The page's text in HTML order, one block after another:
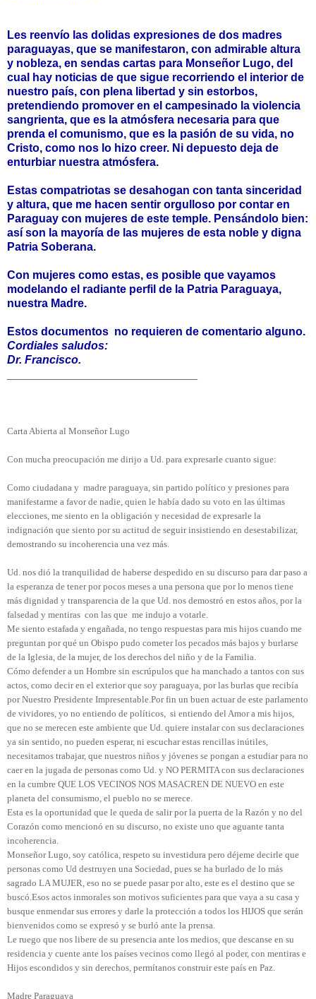
Les reenvío las dolidas expresiones de dos madres
paraguayas, que se manifestaron, con admirable altura
y nobleza, en sendas cartas para Monseñor Lugo, del
cual hay noticias de que sigue recorriendo el interior de
nuestro país, con plena libertad y sin estorbos,
pretendiendo promover en el campesinado la violencia
sangrienta, que es la atmósfera necesaria para que
prenda el comunismo, que es la pasión de su vida, no
Cristo, como nos lo hizo creer. Ni depuesto deja de
enturbiar nuestra atmósfera.
Estas compatriotas se desahogan con tanta sinceridad
y altura, que me hacen sentir orgulloso por contar en
Paraguay con mujeres de este temple. Pensándolo bien:
así son la mayoría de las mujeres de esta noble y digna
Patria Soberana.
Con mujeres como estas, es posible que vayamos
modelando el radiante perfil de la Patria Paraguaya,
nuestra Madre.
Estos documentos no requieren de comentario alguno.
Cordiales saludos:
Dr. Francisco.
Carta Abierta al Monseñor Lugo
Con mucha preocupación me dirijo a Ud. para expresarle cuanto sigue:
Como ciudadana y madre paraguaya, sin partido político y presiones para
manifestarme a favor de nadie, quien le había dado su voto en las últimas
elecciones, me siento en la obligación y necesidad de expresarle la
indignación que siento por su actitud de seguir insistiendo en desestabilizar,
demostrando su incoherencia una vez más.
Ud. nos dió la tranquilidad de haberse despedido en su discurso para dar paso a
la esperanza de tener por pocos meses a una persona que por lo menos tiene
más dignidad y transparencia de la que Ud. nos demostró en estos años, por la
falsedad y mentiras con las que me indujo a votarle.
Me siento estafada y engañada, no tengo respuestas para mis hijos cuando me
preguntan por qué un Obispo pudo cometer los pecados más bajos y burlarse
de la Iglesia, de la mujer, de los derechos del niño y de la Familia.
Cómo defender a un Hombre sin escrúpulos que ha manchado a tantos con sus
actos, como decir en el exterior que soy paraguaya, por las burlas que recibía
por Nuestro Presidente Impresentable.Por fin un buen actuar de este parlamento
de vividores, yo no entiendo de políticos, si entiendo del Amor a mis hijos,
que no se merecen este ambiente que Ud. quiere instalar con sus declaraciones
ya sin sentido, no pueden esperar, ni escuchar estas rencillas inútiles,
necesitamos trabajar, que nuestros niños y jóvenes se pongan a estudiar para no
caer en la jugada de personas como Ud. y NO PERMITA con sus declaraciones
en la cumbre QUE LOS VECINOS NOS MASACREN DE NUEVO en este
planeta del consumismo, el pueblo no se merece.
Esta es la oportunidad que le queda de salir por la puerta de la Razón y no del
Corazón como mencionó en su discurso, no existe uno que aguante tanta
incoherencia.
Monseñor Lugo, soy católica, respeto su investidura pero déjeme decirle que
personas como Ud destruyen una Sociedad, pues se ha burlado de lo más
sagrado LA MUJER, eso no se puede pasar por alto, este es el destino que se
buscó.Esos actos inmorales son motivos suficientes para que vaya a su casa y
busque enmendar sus errores y darle la protección a todos los HIJOS que serán
bienvenidos como se expresó y se burló ante la prensa.
Le ruego que nos libere de su presencia ante los medios, que descanse en su
residencia y cuente ante los países vecinos como llegó al poder, con mentiras e
Hijos escondidos y sin derechos, permítanos construir este país en Paz.
Madre Paraguaya